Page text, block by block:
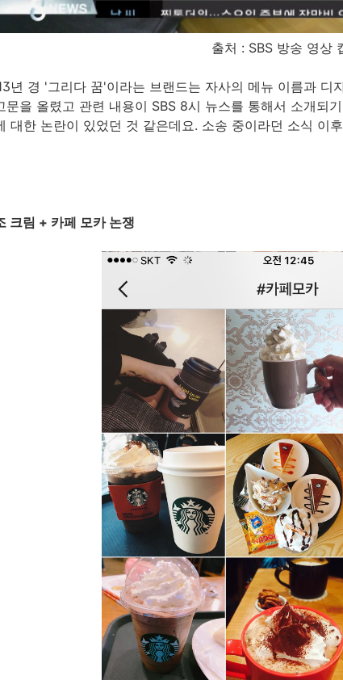
출처 : SBS 방송 영상
년 경 '그리다 꿈'이라는 브랜드는 자사의 메뉴 이름과 디
문을 올렸고 관련 내용이 SBS 8시 뉴스를 통해서 소개되
대한 논란이 있었던 것 같은데요. 소송 중이라던 소식 이
크림 + 카페 모카 논쟁